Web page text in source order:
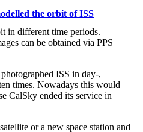
the orbit of ISS
in different time periods.
can be obtained via PPS
ISS in day-,
times. Nowadays this would
CalSky ended its service in
or a new space station and